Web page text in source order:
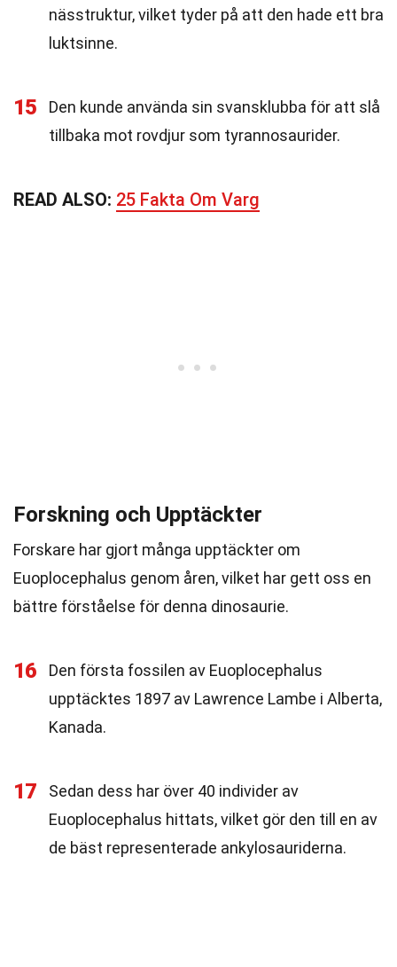
nässtruktur, vilket tyder på att den hade ett bra
luktsinne.
15
Den kunde använda sin svansklubba för att slå
tillbaka mot rovdjur som tyrannosaurider.
READ ALSO: 25 Fakta Om Varg
Forskning och Upptäckter
Forskare har gjort många upptäckter om
Euoplocephalus genom åren, vilket har gett oss en
bättre förståelse för denna dinosaurie.
16
Den första fossilen av Euoplocephalus
upptäcktes 1897 av Lawrence Lambe i Alberta,
Kanada.
17
Sedan dess har över 40 individer av
Euoplocephalus hittats, vilket gör den till en av
de bäst representerade ankylosauriderna.